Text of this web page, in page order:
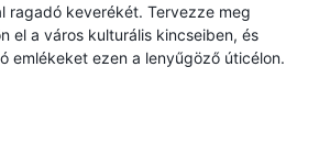
ragadó keverékét. Tervezze meg
el a város kulturális kincseiben, és
emlékeket ezen a lenyűgöző úticélon.